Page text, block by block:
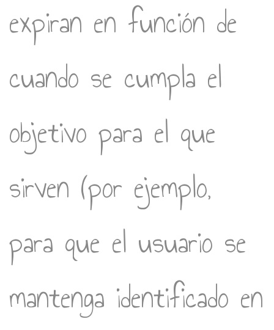
expiran en función de
cuando se cumpla el
objetivo para el que
sirven (por ejemplo,
para que el usuario se
mantenga identificado en